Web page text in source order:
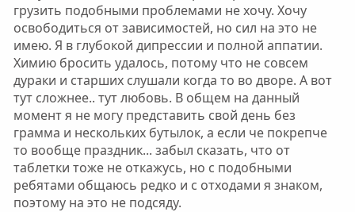
грузить подобными проблемами не хочу. Хочу
освободиться от зависимостей, но сил на это не
имею. Я в глубокой дипрессии и полной аппатии.
Химию бросить удалось, потому что не совсем
дураки и старших слушали когда то во дворе. А вот
тут сложнее.. тут любовь. В общем на данный
момент я не могу представить свой день без
грамма и нескольких бутылок, а если че покрепче
то вообще праздник... забыл сказать, что от
таблетки тоже не откажусь, но с подобными
ребятами общаюсь редко и с отходами я знаком,
поэтому на это не подсяду.